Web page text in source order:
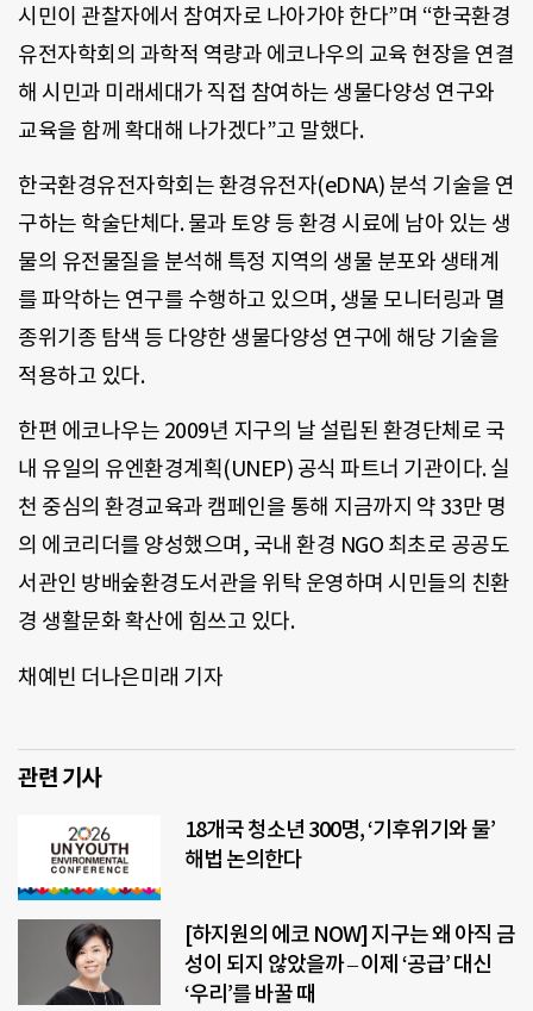
시민이 관찰자에서 참여자로 나아가야 한다”며 “한국환경
유전자학회의 과학적 역량과 에코나우의 교육 현장을 연결
해 시민과 미래세대가 직접 참여하는 생물다양성 연구와
교육을 함께 확대해 나가겠다”고 말했다.
한국환경유전자학회는 환경유전자(eDNA) 분석 기술을 연
구하는 학술단체다. 물과 토양 등 환경 시료에 남아 있는 생
물의 유전물질을 분석해 특정 지역의 생물 분포와 생태계
를 파악하는 연구를 수행하고 있으며, 생물 모니터링과 멸
종위기종 탐색 등 다양한 생물다양성 연구에 해당 기술을
적용하고 있다.
한편 에코나우는 2009년 지구의 날 설립된 환경단체로 국
내 유일의 유엔환경계획(UNEP) 공식 파트너 기관이다. 실
천 중심의 환경교육과 캠페인을 통해 지금까지 약 33만 명
의 에코리더를 양성했으며, 국내 환경 NGO 최초로 공공도
서관인 방배숲환경도서관을 위탁 운영하며 시민들의 친환
경 생활문화 확산에 힘쓰고 있다.
채예빈 더나은미래 기자
관련 기사
18개국 청소년 300명, ‘기후위기와 물’
해법 논의한다
[하지원의 에코 NOW] 지구는 왜 아직 금
성이 되지 않았을까 – 이제 ‘공급’ 대신
‘우리’를 바꿀 때